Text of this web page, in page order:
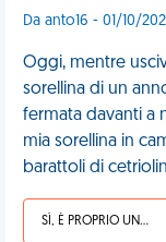
Da anto16 - 01/10/
Oggi, mentre
sorellina di un
fermata davanti a
mia sorellina in
barattoli di
SÌ, È PROPRIO UNA VDM!